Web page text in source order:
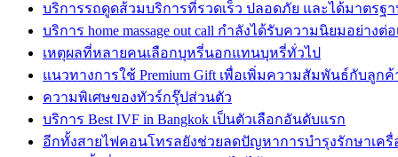
บริการรถดูดส้วมบริการที่รวดเร็ว ปลอดภัย และได้มาตรฐ
บริการ home massage out call กำลังได้รับความนิยมอย่างต่อ
เหตุผลที่หลายคนเลือกบุหรี่นอกแทนบุหรี่ทั่วไป
แนวทางการใช้ Premium Gift เพื่อเพิ่มความสัมพันธ์กับลูกค้
ความพิเศษของทัวร์กรุ๊ปส่วนตัว
บริการ Best IVF in Bangkok เป็นตัวเลือกอันดับแรก
อีกทั้งสายไฟคอนโทรลยังช่วยลดปัญหาการบำรุงรักษาเครื่